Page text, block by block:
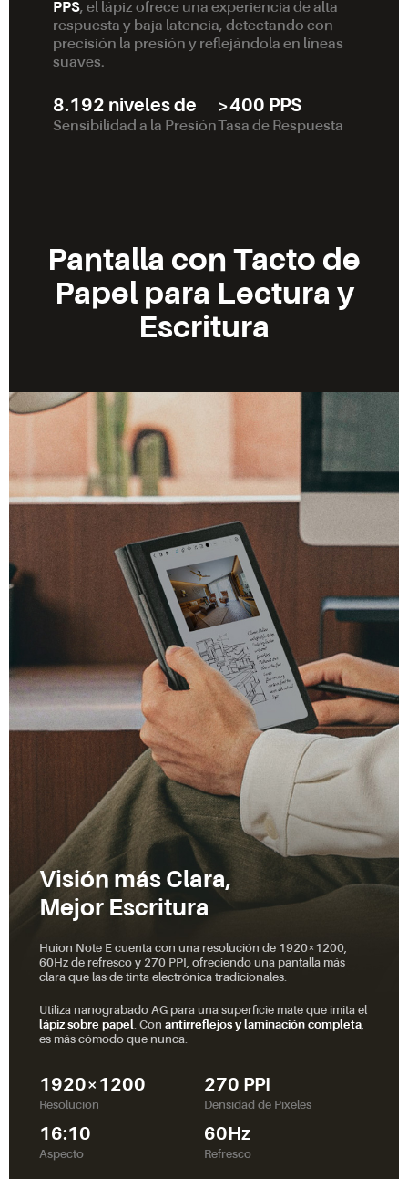
PPS, el lápiz ofrece una experiencia de alta
respuesta y baja latencia, detectando con
precisión la presión y reflejándola en líneas
suaves.
8.192 niveles de
Sensibilidad a la Presión
>400 PPS
Tasa de Respuesta
Pantalla con Tacto de
Papel para Lectura y
Escritura
Visión más Clara,
Mejor Escritura
Huion Note E cuenta con una resolución de 1920×1200,
60Hz de refresco y 270 PPI, ofreciendo una pantalla más
clara que las de tinta electrónica tradicionales.
Utiliza nanograbado AG para una superficie mate que imita el
lápiz sobre papel. Con antirreflejos y laminación completa,
es más cómodo que nunca.
1920×1200
Resolución
270 PPI
Densidad de Píxeles
16:10
Aspecto
60Hz
Refresco